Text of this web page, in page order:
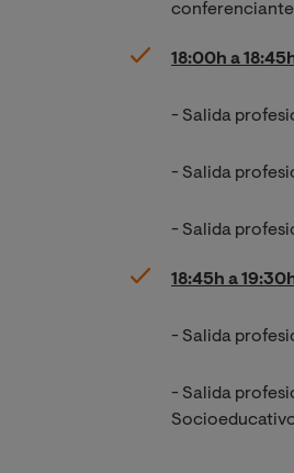
18:00h a
- Salida
- Salida
- Salida
18:45h a
- Salida
- Salida